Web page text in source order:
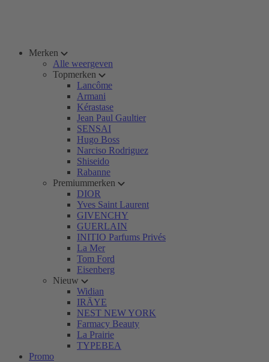
Merken
Alle weergeven
Topmerken
Lancôme
Armani
Kérastase
Jean Paul Gaultier
SENSAI
Hugo Boss
Narciso Rodriguez
Shiseido
Rabanne
Premiummerken
DIOR
Yves Saint Laurent
GIVENCHY
GUERLAIN
INITIO Parfums Privés
La Mer
Tom Ford
Eisenberg
Nieuw
Widian
IRÄYE
NEST NEW YORK
Farmacy Beauty
La Prairie
TYPEBEA
Promo